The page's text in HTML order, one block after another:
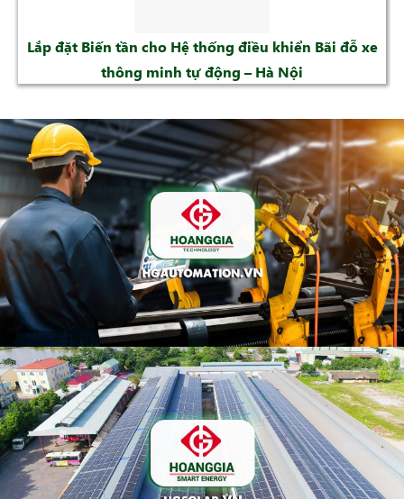
Lắp đặt Biến tần cho Hệ thống điều khiển Bãi đỗ xe
thông minh tự động – Hà Nội